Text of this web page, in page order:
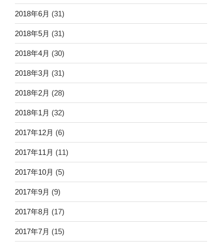
2018年6月 (31)
2018年5月 (31)
2018年4月 (30)
2018年3月 (31)
2018年2月 (28)
2018年1月 (32)
2017年12月 (6)
2017年11月 (11)
2017年10月 (5)
2017年9月 (9)
2017年8月 (17)
2017年7月 (15)